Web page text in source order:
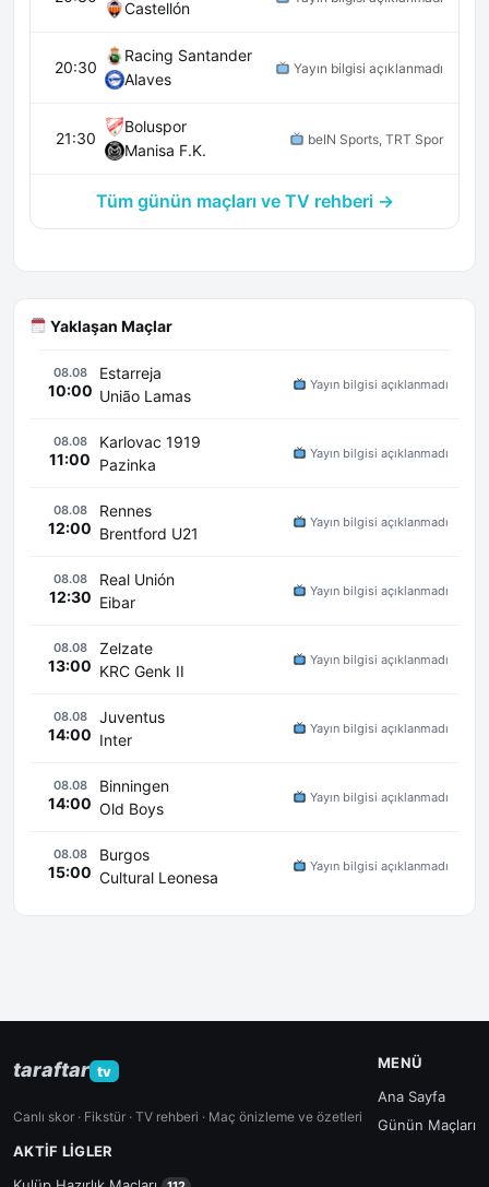
Castellón
20:30
Racing Santander
Alaves
Yayın bilgisi açıklanmadı
21:30
Boluspor
Manisa F.K.
beIN Sports, TRT Spor
Tüm günün maçları ve TV rehberi →
Yaklaşan Maçlar
08.08
10:00
Estarreja
União Lamas
Yayın bilgisi açıklanmadı
08.08
11:00
Karlovac 1919
Pazinka
Yayın bilgisi açıklanmadı
08.08
12:00
Rennes
Brentford U21
Yayın bilgisi açıklanmadı
08.08
12:30
Real Unión
Eibar
Yayın bilgisi açıklanmadı
08.08
13:00
Zelzate
KRC Genk II
Yayın bilgisi açıklanmadı
08.08
14:00
Juventus
Inter
Yayın bilgisi açıklanmadı
08.08
14:00
Binningen
Old Boys
Yayın bilgisi açıklanmadı
08.08
15:00
Burgos
Cultural Leonesa
Yayın bilgisi açıklanmadı
taraftar tv
Canlı skor · Fikstür · TV rehberi · Maç önizleme ve özetleri
MENÜ
Ana Sayfa
Günün Maçları
AKTIF LIGLER